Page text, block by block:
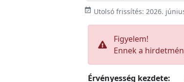
event_available Utolsó frissítés: 2026.
Figyelem!
Ennek a
Érvényesség kezdete: